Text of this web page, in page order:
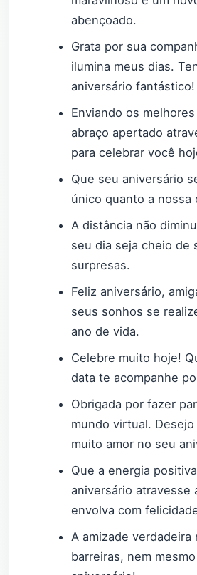
abençoado.
Grata por sua
ilumina meus dias.
aniversário fantástico!
Enviando os
abraço apertado
para celebrar você
Que seu aniversário
único quanto a nossa
A distância não
seu dia seja cheio de
surpresas.
Feliz aniversário,
seus sonhos se
ano de vida.
Celebre muito hoje!
data te acompanhe
Obrigada por fazer
mundo virtual.
muito amor no seu
Que a energia
aniversário atravesse
envolva com
A amizade verdadeira
barreiras, nem